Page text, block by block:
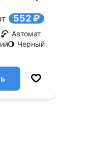
552 ₽
Автомат
Черный